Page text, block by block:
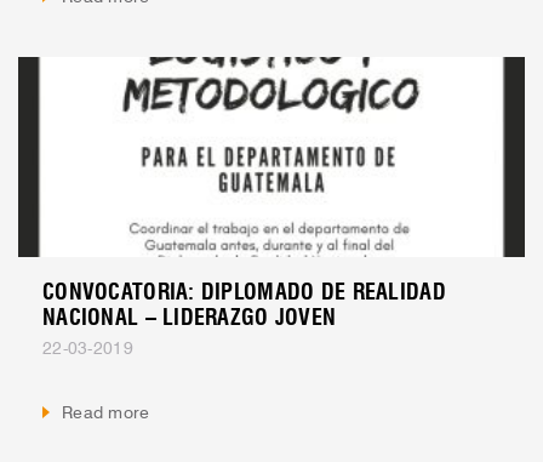
CONVOCATORIA: DIPLOMADO DE REALIDAD
NACIONAL – LIDERAZGO JOVEN
22-03-2019
Read more